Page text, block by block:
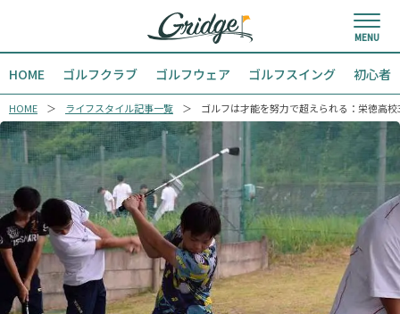
HOME ゴルフクラブ ゴルフウェア ゴルフスイング 初心者
HOME ライフスタイル記事一覧 ゴルフは才能を努力で超えられる：栄徳高